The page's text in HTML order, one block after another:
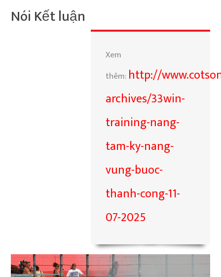
Nói Kết luận
Xem
thêm: http://
archives/33win-
training-nang-
tam-ky-nang-
vung-buoc-
thanh-cong-11-
07-2025